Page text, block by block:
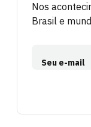
Nos
Brasil e
Seu e-mail